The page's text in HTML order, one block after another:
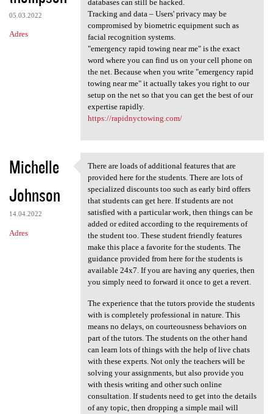
05.03.2022
Adres
databases can still be hacked.
Tracking and data – Users' privacy may be
compromised by biometric equipment such as
facial recognition systems.
"emergency rapid towing near me" is the exact
word where you can find us on your cell phone on
the net. Because when you write "emergency rapid
towing near me" it actually takes you right to our
setup on the net so that you can get the best of our
expertise rapidly.
https://rapidnyctowing.com/
Michelle
Johnson
14.04.2022
Adres
There are loads of additional
There are loads of additional features that are
provided here for the students. There are lots of
specialized discounts too such as early bird offers
that students can get here. If students are not
satisfied with a particular work, then things can be
added or edited according to the requirements of
the student too. These student friendly features
make this place a favorite for the students. The
guidance provided from here for the students is
available 24x7. If you are having any queries, then
you simply need to forward it once to get a revert.
The experience that the tutors provide the students
with is completely professional in nature. This
means no delays, on courteousness behaviors on
part of the tutors. The students on the other hand
can learn lots of things with the help of live chats
with these experts. Not only the teachers will be
solving your assignments, but also provide you
with thesis writing and other such online
consultation. If students need to get into the details
of any topic, then dropping a simple mail will